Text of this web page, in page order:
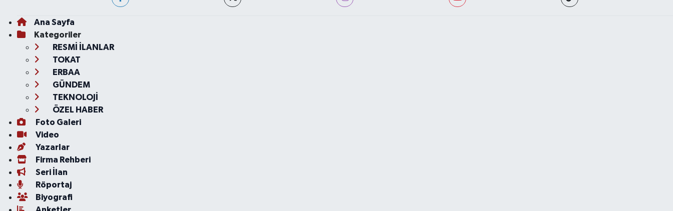
Ana Sayfa
Kategoriler
RESMİ İLANLAR
TOKAT
ERBAA
GÜNDEM
TEKNOLOJİ
ÖZEL HABER
Foto Galeri
Video
Yazarlar
Firma Rehberi
Seri İlan
Röportaj
Biyografi